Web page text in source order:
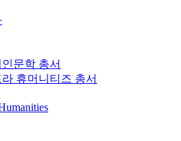
문학 총서
휴머니티즈 총서